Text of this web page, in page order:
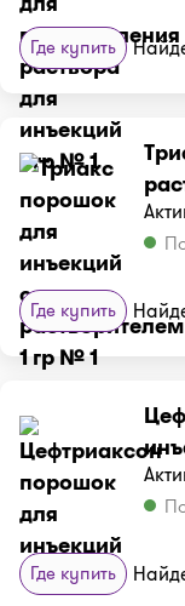
Где купить
Где купить
Где купить